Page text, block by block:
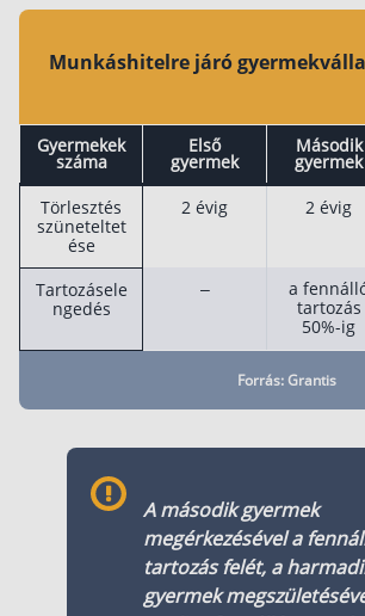
Munkáshitelre járó
Gyermekek
száma
Első
gyermek
Második
gyermek
Törlesztés
szüneteltet
ése
2 évig 2 évig
Tartozásele
ngedés
–
a
tartozás
50%-ig
Forrás: Grantis
A második gyermek
megérkezésével a
tartozás felét, a
gyermek